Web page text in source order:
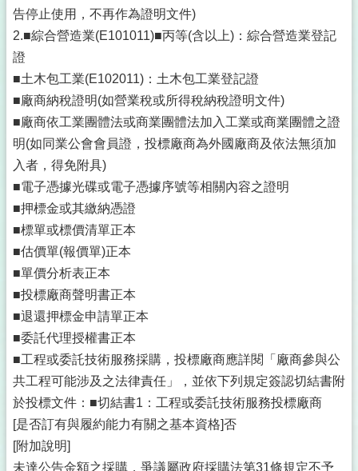
告停止使用，不再作為證明文件)
2.■綜合營造業(E101011)■丙等(含以上)：綜合營造業登記
證
■土木包工業(E102011)：土木包工業登記證
■廠商納稅證明(如營業稅或所得稅納稅證明文件)
■廠商依工業團體法或商業團體法加入工業或商業團體之證
明(如同業公會會員證，投標廠商為外國廠商及依法無須加
入者，得免附具)
■電子憑據光碟或電子憑據序號等相關內容之證明
■押標金或其繳納憑證
■標單或標價清單正本
■估價單(報價單)正本
■單價分析表正本
■投標廠商聲明書正本
■退還押標金申請單正本
■委託代理授權書正本
■工程或委託技術服務採購，投標廠商應詳閱「廠商參與公
共工程可能涉及之法律責任」，並依下列規定簽認切結書附
於投標文件：■切結書1：工程或委託技術服務投標廠商
[是否訂有與履約能力有關之基本資格]否
[附加說明]
未達公告金額之採購，爭議屬政府採購法第31條規定不予